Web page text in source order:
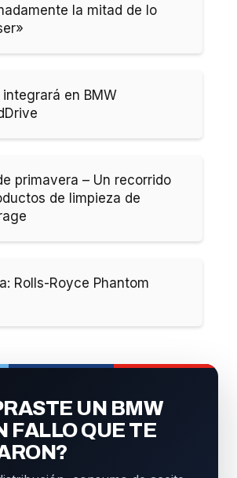
la mitad de lo
en BMW
primavera – Un recorrido
de limpieza de
Rolls-Royce Phantom
UN BMW
FALLO QUE TE